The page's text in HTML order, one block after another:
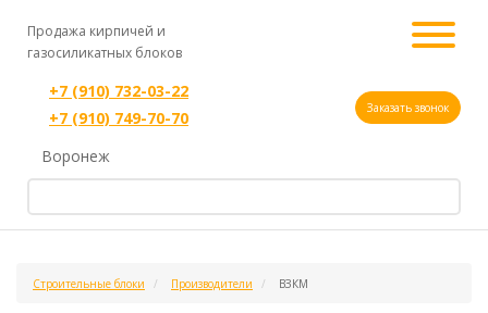
Продажа кирпичей и
газосиликатных блоков
+7 (910) 732-03-22
+7 (910) 749-70-70
Заказать звонок
Воронеж
Строительные блоки Производители ВЗКМ